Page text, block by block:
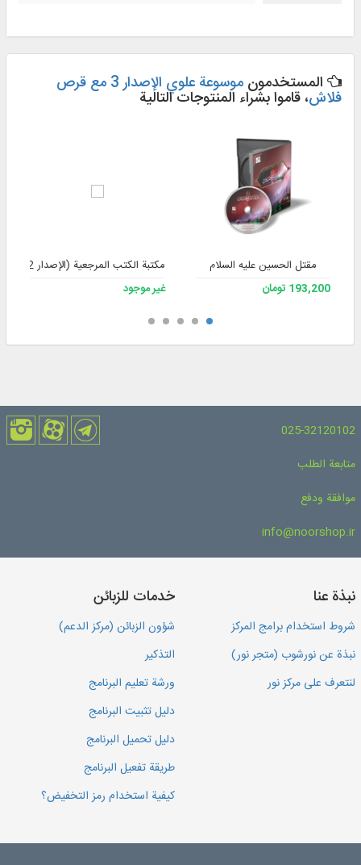
المستخدمون موسوعة علوي الإصدار 3 مع قرص
فلاش، قاموا بشراء المنتوجات التالية
مقتل الحسین علیه السلام
193,200 تومان
مكتبة الكتب المرجعية (الإصدار 2) مع قرص فلاش.
غير موجود
025-32120102
متابعة الطلب
موافقة ودفع
info@noorshop.ir
نبذة عنا
شروط استخدام برامج المركز
نبذة عن نورشوب (متجر نور)
لنتعرف على مركز نور
خدمات للزبائن
شؤون الزبائن (مركز الدعم)
التذكير
ورشة تعليم البرنامج
دليل تثبيت البرنامج
دليل تحميل البرنامج
طريقة تفعيل البرنامج
كيفية استخدام رمز التخفيض؟